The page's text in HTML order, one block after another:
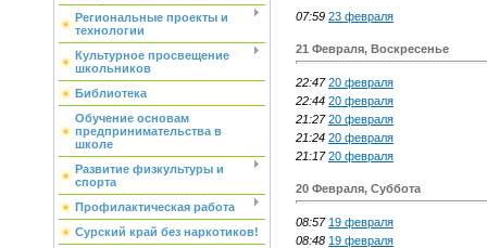
Региональные проекты и
технологии
Культурное просвещение
школьников
Библиотека
Обучение основам
предпринимательства в
школе
Развитие физкультуры и
спорта
Профилактическая работа
Сурский край без наркотиков!
07:59 23 февраля
21 Февраля, Воскресенье
22:47 20 февраля
22:44 20 февраля
21:27 20 февраля
21:24 20 февраля
21:17 20 февраля
20 Февраля, Суббота
08:57 19 февраля
08:48 19 февраля